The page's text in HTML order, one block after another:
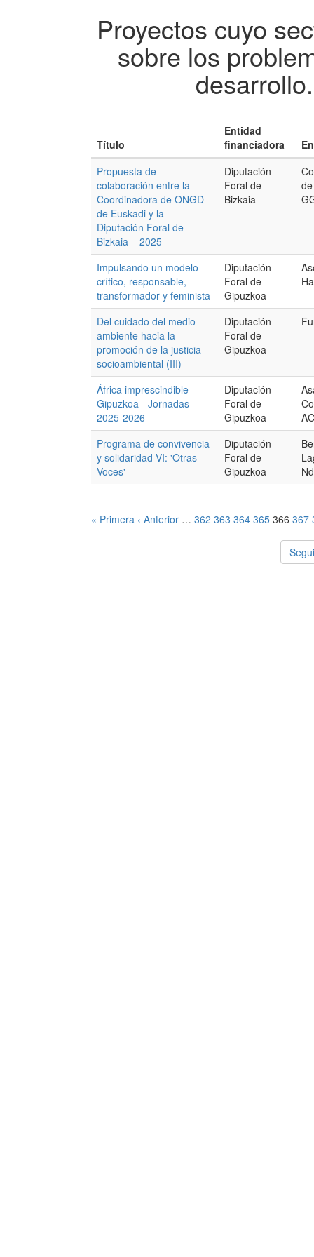
Proyectos cuyo
sobre los
Título
Entidad
financiadora
Propuesta de
colaboración entre la
Coordinadora de ONGD
de Euskadi y la
Diputación Foral de
Bizkaia – 2025
Diputación
Foral de
Bizkaia
Impulsando un modelo
crítico, responsable,
transformador y feminista
Diputación
Foral de
Gipuzkoa
Del cuidado del medio
ambiente hacia la
promoción de la justicia
socioambiental (III)
Diputación
Foral de
Gipuzkoa
África imprescindible
Gipuzkoa - Jornadas
2025-2026
Diputación
Foral de
Gipuzkoa
Programa de convivencia
y solidaridad VI: 'Otras
Voces'
Diputación
Foral de
Gipuzkoa
« Primera ‹ Anterior … 362 363 364 365 366 367